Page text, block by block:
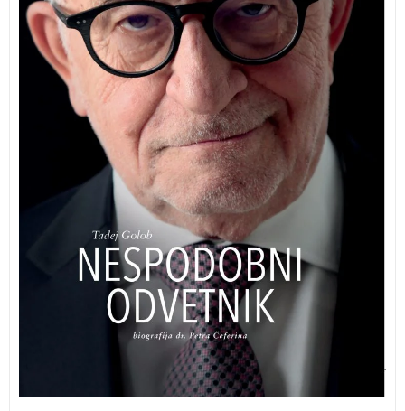
slovenskem odvetniškem prostoru.NESPODOBNI
ODVETNIK Peter Čeferin